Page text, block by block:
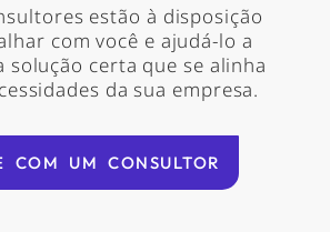
estão à disposição
com você e ajudá-lo a
solução certa que se alinha
da sua empresa.
COM UM CONSULTOR